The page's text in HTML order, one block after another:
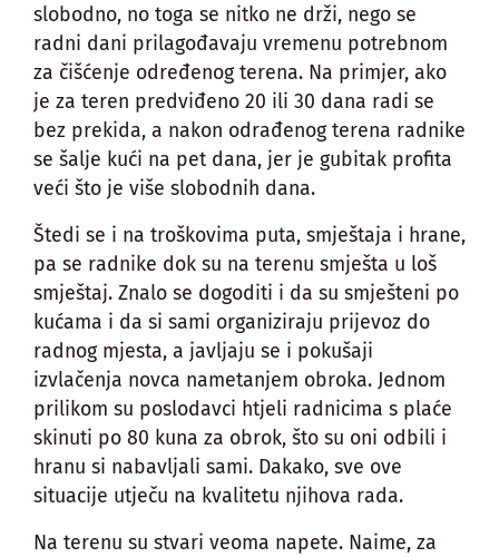
slobodno, no toga se nitko ne drži, nego se
radni dani prilagođavaju vremenu potrebnom
za čišćenje određenog terena. Na primjer, ako
je za teren predviđeno 20 ili 30 dana radi se
bez prekida, a nakon odrađenog terena radnike
se šalje kući na pet dana, jer je gubitak profita
veći što je više slobodnih dana.
Štedi se i na troškovima puta, smještaja i hrane,
pa se radnike dok su na terenu smješta u loš
smještaj. Znalo se dogoditi i da su smješteni po
kućama i da si sami organiziraju prijevoz do
radnog mjesta, a javljaju se i pokušaji
izvlačenja novca nametanjem obroka. Jednom
prilikom su poslodavci htjeli radnicima s plaće
skinuti po 80 kuna za obrok, što su oni odbili i
hranu si nabavljali sami. Dakako, sve ove
situacije utječu na kvalitetu njihova rada.
Na terenu su stvari veoma napete. Naime, za